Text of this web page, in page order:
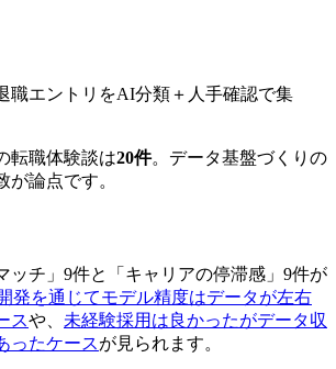
職エントリをAI分類＋人手確認で集
転職体験談は20件。データ基盤づくりの
が論点です。
ッチ」9件と「キャリアの停滞感」9件が
発を通じてモデル精度はデータが左右
スや、 未経験採用は良かったがデータ収
ったケースが見られます。